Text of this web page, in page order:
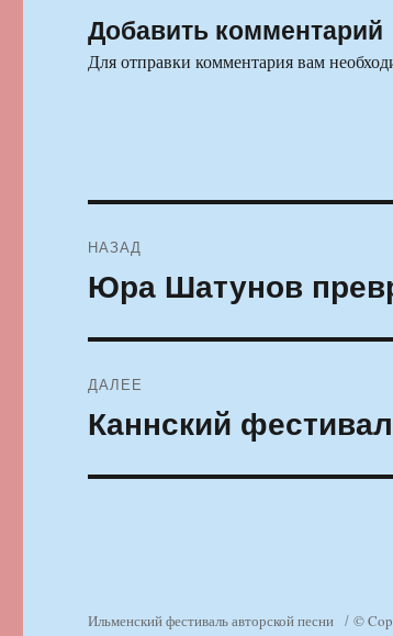
Добавить комментарий
Для отправки комментария вам
по
НАЗАД
Предыдущая
запись:
Юра Шатунов
ДАЛЕЕ
Следующая
Каннский
Ильменский фестиваль авторской песни ©